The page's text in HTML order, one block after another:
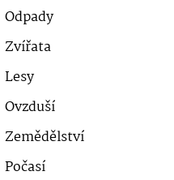
Odpady
Zvířata
Lesy
Ovzduší
Zemědělství
Počasí